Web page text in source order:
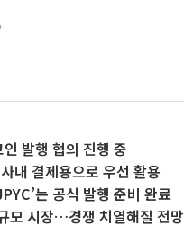
발행 협의 진행 중
내 결제용으로 우선 활용
는 공식 발행 준비 완료
모 시장…경쟁 치열해질 전망